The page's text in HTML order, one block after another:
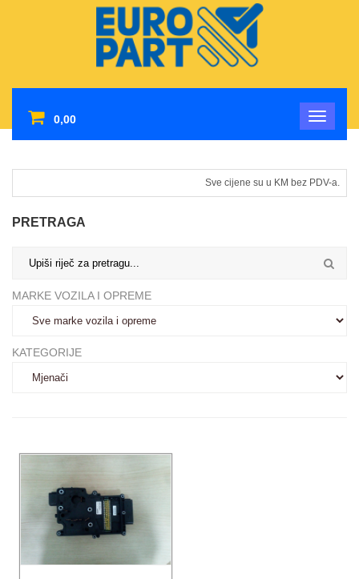
0,00
Sve cijene su u KM bez PDV-a.
PRETRAGA
MARKE VOZILA I OPREME
KATEGORIJE